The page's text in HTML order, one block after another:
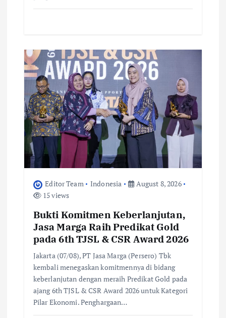
Editor Team Indonesia
August 8, 2026
15 views
Bukti Komitmen Keberlanjutan,
Jasa Marga Raih Predikat Gold
pada 6th TJSL & CSR Award 2026
Jakarta (07/08), PT Jasa Marga (Persero) Tbk
kembali menegaskan komitmennya di bidang
keberlanjutan dengan meraih Predikat Gold pada
ajang 6th TJSL & CSR Award 2026 untuk Kategori
Pilar Ekonomi. Penghargaan…